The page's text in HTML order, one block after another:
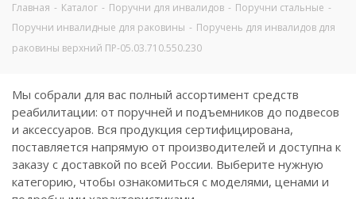
Главная - Каталог - Поручни для инвалидов - Поручни стальные -
Поручни инвалидные для раковины - Поручень для инвалидов для
раковины верхний ПР-05.03.710.550.230
Мы собрали для вас полный ассортимент средств
реабилитации: от поручней и подъемников до подвесов
и аксессуаров. Вся продукция сертифицирована,
поставляется напрямую от производителей и доступна к
заказу с доставкой по всей России. Выберите нужную
категорию, чтобы ознакомиться с моделями, ценами и